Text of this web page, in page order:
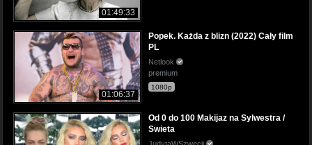
01:49:33
01:06:37
Popek. Każda z blizn (2022) Cały film
PL
Netlook
premium
1080p
Od 0 do 100 Makijaz na Sylwestra /
Swieta